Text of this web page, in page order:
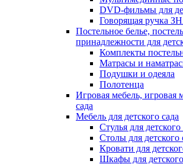
DVD-фильмы для
Говорящая ручка
Постельное белье,
принадлежности для
Комплекты
Матрасы и
Подушки и одеяла
Полотенца
Игровая мебель, игровая
сада
Мебель для детского сада
Стулья для детского
Столы для детского
Кровати для
Шкафы для детского